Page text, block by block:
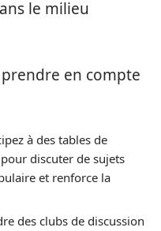
le milieu
en compte
à des tables de
discuter de sujets
et renforce la
des clubs de discussion